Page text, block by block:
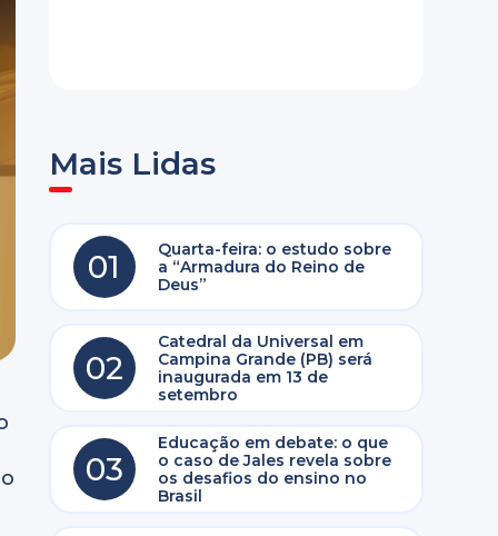
Mais Lidas
01
Quarta-feira: o estudo sobre
a “Armadura do Reino de
Deus”
02
Catedral da Universal em
Campina Grande (PB) será
inaugurada em 13 de
setembro
03
Educação em debate: o que
o caso de Jales revela sobre
os desafios do ensino no
Brasil